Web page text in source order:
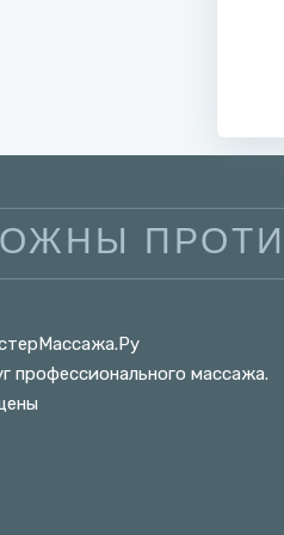
профессионального массажа.